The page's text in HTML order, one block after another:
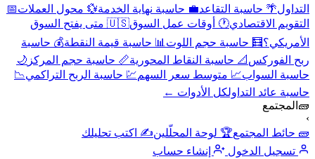
التداول🌴 حاسبة التقاعد💼 حاسبة نهاية الخدمة💱 محول العملات📅
التقويم الاقتصادي🕐 أوقات عمل السوق
🇺🇸 متى يفتح السوق
الأمريكي؟🧮 حاسبة حجم اللوت 📊 حاسبة قيمة النقطة💰 حاسبة
ربح الفوركس 📐 حاسبة النقاط المحورية📏 حاسبة حجم المركز 🌙
حاسبة السواب📈 متوسط سعر السهم💹 حاسبة الربح التراكمي📉
حاسبة عائد التداولكل الأدوات ←
🧱 المجتمع
›
🧱 حائط المجتمع🏆 لوحة المحلّلين✍️ اكتب تحليلك
تسجيل الدخول
إنشاء حساب